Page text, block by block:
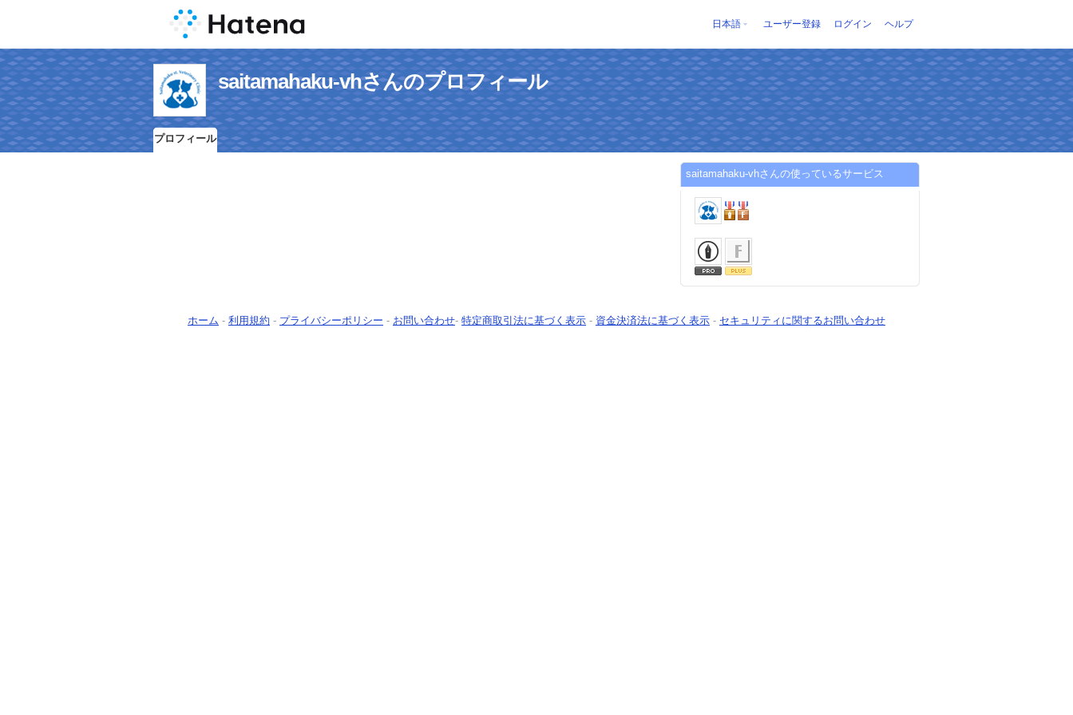
日本語 ユーザー登録 ログイン ヘルプ
saitamahaku-vhさんのプロフィール
プロフィール
saitamahaku-vhさんの使っているサービス
ホーム - 利用規約 - プライバシーポリシー - お問い合わせ- 特定商取引法に基づく表示 - 資金決済法に基づく表示 - セキュリティに関するお問い合わせ